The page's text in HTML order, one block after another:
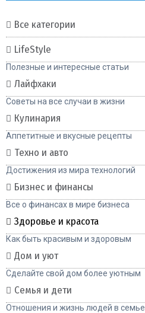
Все категории
LifeStyle
Полезные и интересные статьи
Лайфхаки
Советы на все случаи в жизни
Кулинария
Аппетитные и вкусные рецепты
Техно и авто
Достижения из мира технологий
Бизнес и финансы
Все о финансах в мире бизнеса
Здоровье и красота
Как быть красивым и здоровым
Дом и уют
Сделайте свой дом более уютным
Семья и дети
Отношения и жизнь людей в семье